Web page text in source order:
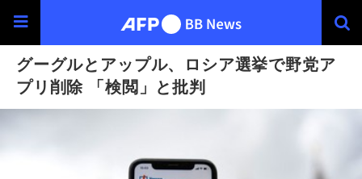
グーグルとアップル、ロシア選挙で野党ア
プリ削除 「検閲」と批判